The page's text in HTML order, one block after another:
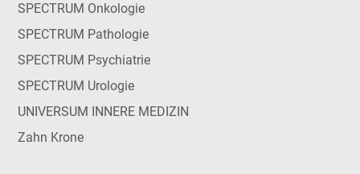
SPECTRUM Onkologie
SPECTRUM Pathologie
SPECTRUM Psychiatrie
SPECTRUM Urologie
UNIVERSUM INNERE MEDIZIN
Zahn Krone